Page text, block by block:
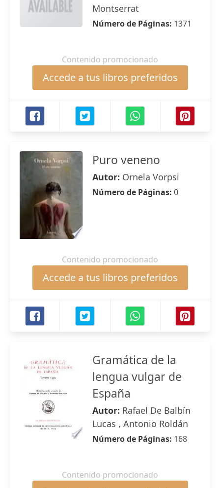
Montserrat
Número de Páginas: 1371
Contenido promocionado
Accede a tus libros preferidos
Puro veneno
Autor: Ornela Vorpsi
Número de Páginas: 0
Contenido promocionado
Accede a tus libros preferidos
Gramática de la
lengua vulgar de
España
Autor: Rafael De Balbín
Lucas , Antonio Roldán
Número de Páginas: 168
Contenido promocionado